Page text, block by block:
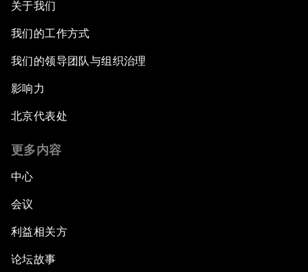
关于我们
我们的工作方式
我们的领导团队与组织治理
影响力
北京代表处
更多内容
中心
会议
利益相关方
论坛故事